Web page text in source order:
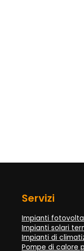
Servizi
Impianti
Impianti solari
Impianti di
Pompe di calore